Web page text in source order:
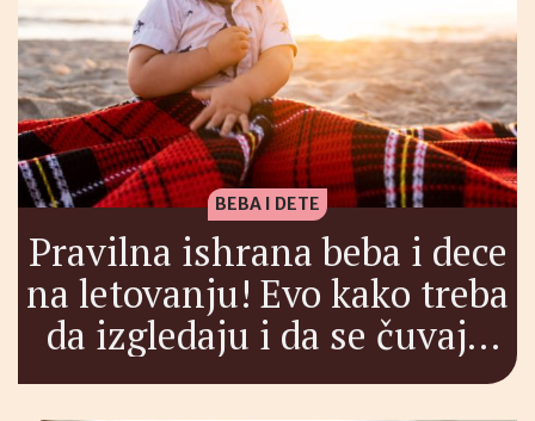
BEBA I DETE
Pravilna ishrana beba i dece
na letovanju! Evo kako treba
da izgledaju i da se čuvaju
obroci za plažu